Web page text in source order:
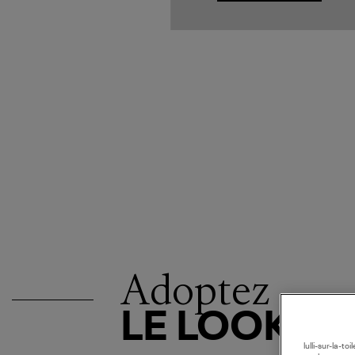
Adoptez
LE LOOK
lulli-sur-la-